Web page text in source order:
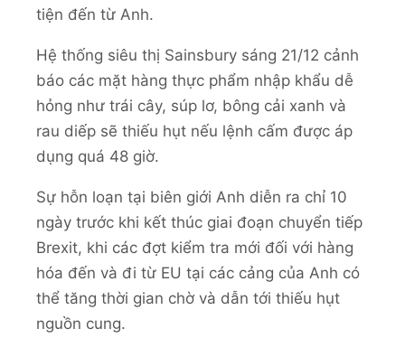
tiện đến từ Anh.
Hệ thống siêu thị Sainsbury sáng 21/12 cảnh
báo các mặt hàng thực phẩm nhập khẩu dễ
hỏng như trái cây, súp lơ, bông cải xanh và
rau diếp sẽ thiếu hụt nếu lệnh cấm được áp
dụng quá 48 giờ.
Sự hỗn loạn tại biên giới Anh diễn ra chỉ 10
ngày trước khi kết thúc giai đoạn chuyển tiếp
Brexit, khi các đợt kiểm tra mới đối với hàng
hóa đến và đi từ EU tại các cảng của Anh có
thể tăng thời gian chờ và dẫn tới thiếu hụt
nguồn cung.